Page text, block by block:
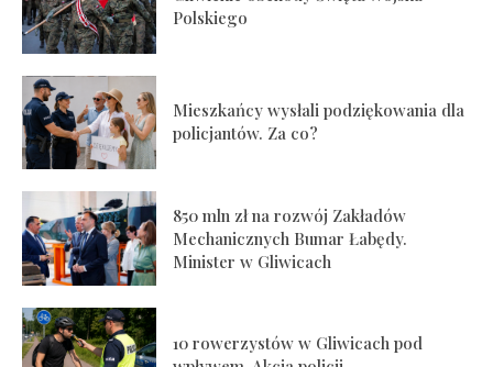
Polskiego
Mieszkańcy wysłali podziękowania dla
policjantów. Za co?
850 mln zł na rozwój Zakładów
Mechanicznych Bumar Łabędy.
Minister w Gliwicach
10 rowerzystów w Gliwicach pod